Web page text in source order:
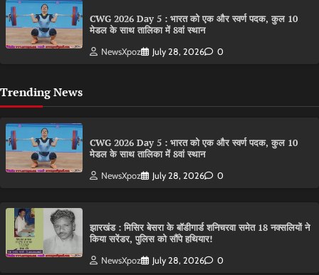
CWG 2026 Day 5 : भारत को एक और स्वर्ण पदक, कुल 10
मेडल के साथ तालिका में 8वां स्थान
NewsXpoz July 28, 2026 0
Trending News
CWG 2026 Day 5 : भारत को एक और स्वर्ण पदक, कुल 10
मेडल के साथ तालिका में 8वां स्थान
NewsXpoz July 28, 2026 0
झारखंड : मिसिर बेसरा के बॉडीगार्ड शनिचरवा समेत 18 नक्सलियों ने
किया सरेंडर, पुलिस को सौंपे हथियार!
NewsXpoz July 28, 2026 0